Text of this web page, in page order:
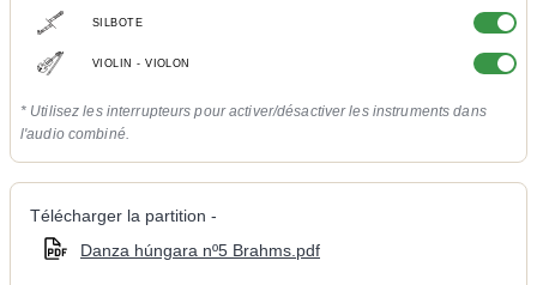
SILBOTE
VIOLIN - VIOLON
* Utilisez les interrupteurs pour activer/désactiver les instruments dans
l'audio combiné.
Télécharger la partition -
Danza húngara nº5 Brahms.pdf